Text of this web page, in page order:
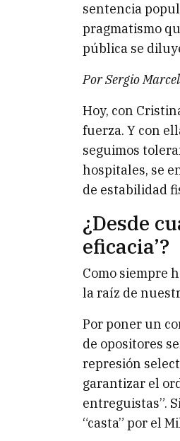
sentencia
pragmatismo
pública se
Por Sergio
Hoy, con
fuerza. Y con
seguimos
hospitales, se
de estabilidad
¿Desde
eficacia’?
Como siempre
la raíz de
Por poner un
de opositores
represión
garantizar el
entreguistas”.
“casta” por el